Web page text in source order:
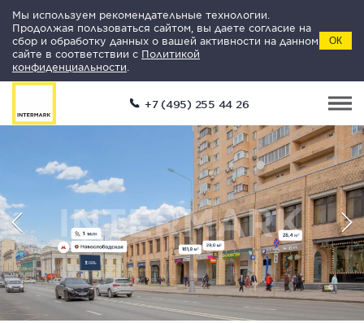
Мы используем рекомендательные технологии.
Продолжая пользоваться сайтом, вы даете согласие на
сбор и обработку данных о вашей активности на данном
сайте в соответствии с Политикой
конфиденциальности
ОК
+7 (495) 255 44 26